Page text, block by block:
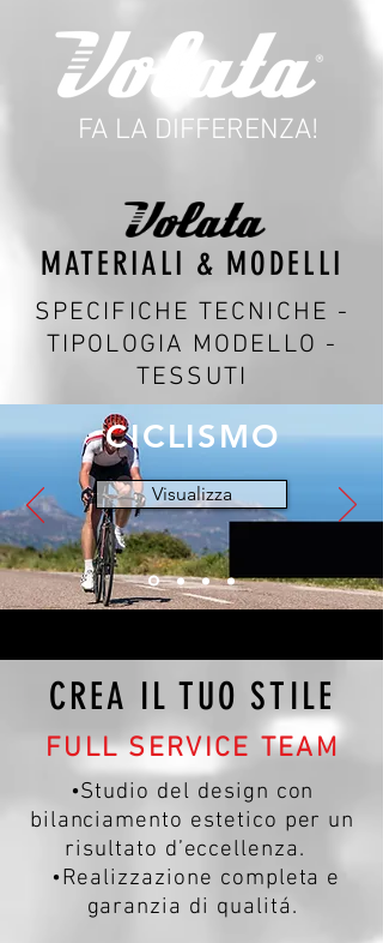
FA LA DIFFERENZA!
MATERIALI & MODELLI
SPECIFICHE TECNICHE -
TIPOLOGIA MODELLO -
TESSUTI
CICLISMO
Visualizza
CREA IL TUO STILE
FULL SERVICE TEAM
•Studio del design con
bilanciamento estetico per un
risultato d’eccellenza.
•Realizzazione completa e
garanzia di qualitá.